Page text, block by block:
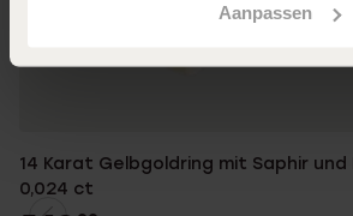
Aanpassen
14 Karat Gelbgoldring mit Saphir und
0,024 ct